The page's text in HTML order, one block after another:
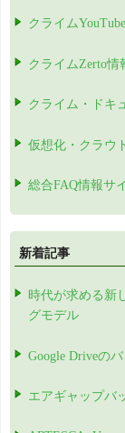
クライム
クライムZerto情
クライム・ドキ
仮想化・クラウ
総合FAQ情報サ
新着記事
時代が求める新
グモデル
Google Driveの
エアギャップバ